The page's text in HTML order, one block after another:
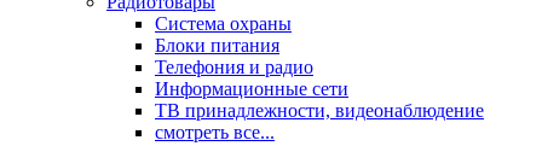
Система охраны
Блоки питания
Телефония и радио
Информационные сети
ТВ принадлежности, видеонаблюдение
смотреть все...